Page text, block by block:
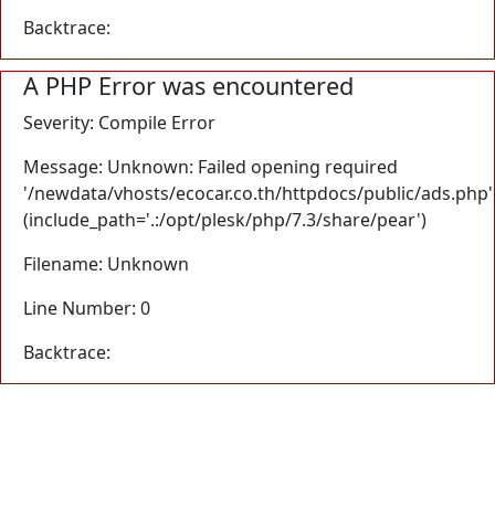
Backtrace:
A PHP Error was encountered
Severity: Compile Error
Message: Unknown: Failed opening required
'/newdata/vhosts/ecocar.co.th/httpdocs/public/ads.php'
(include_path='.:/opt/plesk/php/7.3/share/pear')
Filename: Unknown
Line Number: 0
Backtrace: